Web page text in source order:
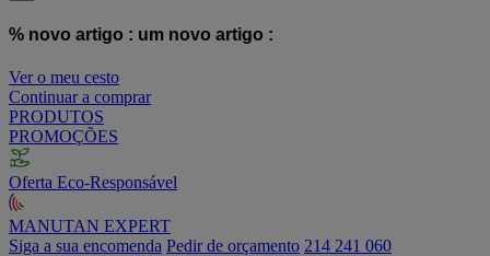
% novo artigo : um novo artigo :
Ver o meu cesto
Continuar a comprar
PRODUTOS
PROMOÇÕES
Oferta Eco-Responsável
MANUTAN EXPERT
Siga a sua encomenda Pedir de orçamento 214 241 060